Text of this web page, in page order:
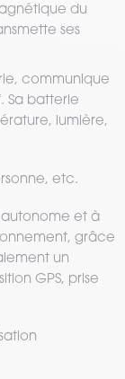
du
ses
communique
Sa batterie
lumière,
etc.
et à
grâce
un
GPS, prise